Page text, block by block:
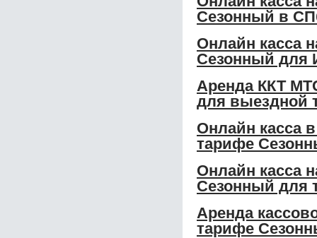
Сезонный в
Онлайн касса
Сезонный для
Аренда ККТ
для выездной
Онлайн касса
тарифе
Онлайн касса
Сезонный для
Аренда
тарифе